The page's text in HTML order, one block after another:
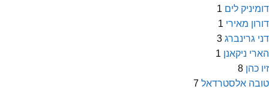
דומיניק לים 1
דורון מאירי 1
דני גרינברג 3
הארי ניקאנן 1
זיו כהן 8
טובה אלסטרדאל 7